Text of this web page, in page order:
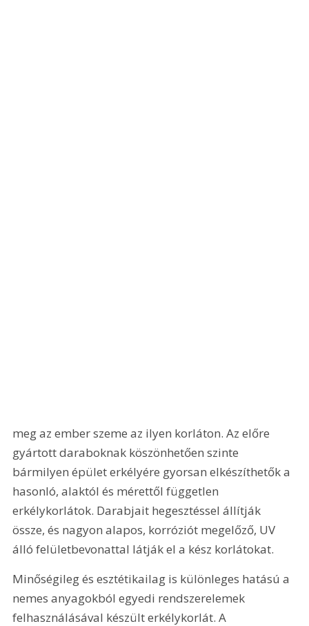
meg az ember szeme az ilyen korláton. Az előre
gyártott daraboknak köszönhetően szinte
bármilyen épület erkélyére gyorsan elkészíthetők a
hasonló, alaktól és mérettől független
erkélykorlátok. Darabjait hegesztéssel állítják
össze, és nagyon alapos, korróziót megelőző, UV
álló felületbevonattal látják el a kész korlátokat.
Minőségileg és esztétikailag is különleges hatású a
nemes anyagokból egyedi rendszerelemek
felhasználásával készült erkélykorlát. A